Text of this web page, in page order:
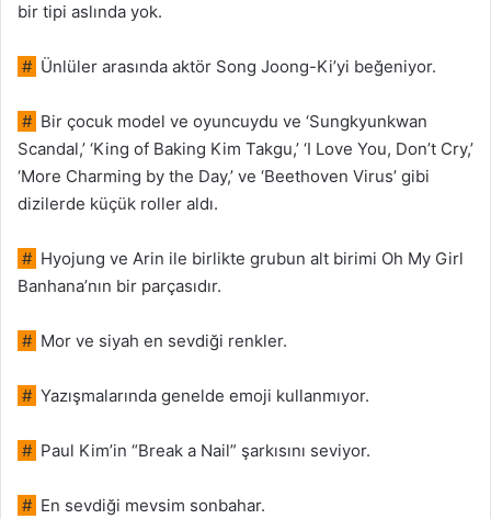
bir tipi aslında yok.
# Ünlüler arasında aktör Song Joong-Ki’yi beğeniyor.
# Bir çocuk model ve oyuncuydu ve ‘Sungkyunkwan
Scandal,’ ‘King of Baking Kim Takgu,’ ‘I Love You, Don’t Cry,’
‘More Charming by the Day,’ ve ‘Beethoven Virus’ gibi
dizilerde küçük roller aldı.
# Hyojung ve Arin ile birlikte grubun alt birimi Oh My Girl
Banhana’nın bir parçasıdır.
# Mor ve siyah en sevdiği renkler.
# Yazışmalarında genelde emoji kullanmıyor.
# Paul Kim’in “Break a Nail” şarkısını seviyor.
# En sevdiği mevsim sonbahar.